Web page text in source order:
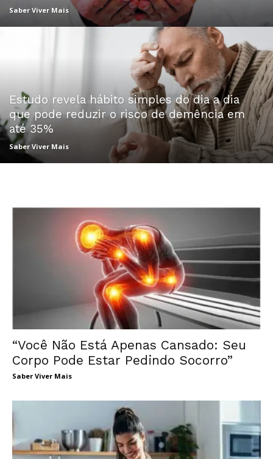
Saber Viver Mais
Estudo revela hábito simples do dia a dia
que pode reduzir o risco de demência em
até 35%
Saber Viver Mais
“Você Não Está Apenas Cansado: Seu
Corpo Pode Estar Pedindo Socorro”
Saber Viver Mais